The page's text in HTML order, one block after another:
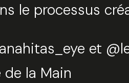
le processus
et
la Main